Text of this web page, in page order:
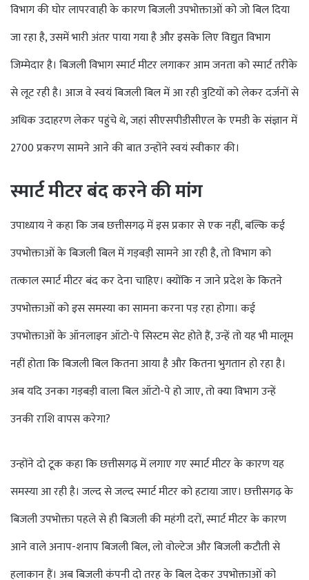
विभाग की घोर लापरवाही के कारण बिजली उपभोक्ताओं को जो बिल दिया
जा रहा है, उसमें भारी अंतर पाया गया है और इसके लिए विद्युत विभाग
जिम्मेदार है। बिजली विभाग स्मार्ट मीटर लगाकर आम जनता को स्मार्ट तरीके
से लूट रही है। आज वे स्वयं बिजली बिल में आ रही त्रुटियों को लेकर दर्जनों से
अधिक उदाहरण लेकर पहुंचे थे, जहां सीएसपीडीसीएल के एमडी के संज्ञान में
2700 प्रकरण सामने आने की बात उन्होंने स्वयं स्वीकार की।
स्मार्ट मीटर बंद करने की मांग
उपाध्याय ने कहा कि जब छत्तीसगढ़ में इस प्रकार से एक नहीं, बल्कि कई
उपभोक्ताओं के बिजली बिल में गड़बड़ी सामने आ रही है, तो विभाग को
तत्काल स्मार्ट मीटर बंद कर देना चाहिए। क्योंकि न जाने प्रदेश के कितने
उपभोक्ताओं को इस समस्या का सामना करना पड़ रहा होगा। कई
उपभोक्ताओं के ऑनलाइन ऑटो-पे सिस्टम सेट होते हैं, उन्हें तो यह भी मालूम
नहीं होता कि बिजली बिल कितना आया है और कितना भुगतान हो रहा है।
अब यदि उनका गड़बड़ी वाला बिल ऑटो-पे हो जाए, तो क्या विभाग उन्हें
उनकी राशि वापस करेगा?
उन्होंने दो टूक कहा कि छत्तीसगढ़ में लगाए गए स्मार्ट मीटर के कारण यह
समस्या आ रही है। जल्द से जल्द स्मार्ट मीटर को हटाया जाए। छत्तीसगढ़ के
बिजली उपभोक्ता पहले से ही बिजली की महंगी दरों, स्मार्ट मीटर के कारण
आने वाले अनाप-शनाप बिजली बिल, लो वोल्टेज और बिजली कटौती से
हलाकान हैं। अब बिजली कंपनी दो तरह के बिल देकर उपभोक्ताओं को